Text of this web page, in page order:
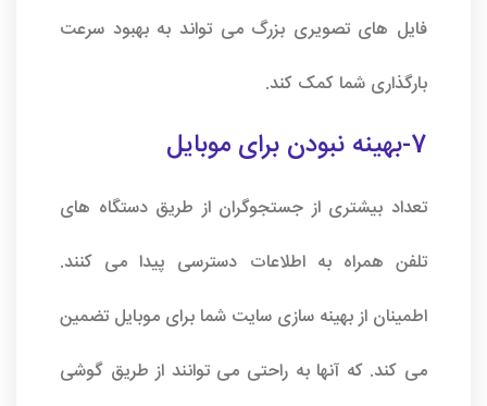
فایل های تصویری بزرگ می تواند به بهبود سرعت
بارگذاری شما کمک کند.
7-بهینه نبودن برای موبایل
تعداد بیشتری از جستجوگران از طریق دستگاه های
تلفن همراه به اطلاعات دسترسی پیدا می کنند.
اطمینان از بهینه سازی سایت شما برای موبایل تضمین
می کند. که آنها به راحتی می توانند از طریق گوشی